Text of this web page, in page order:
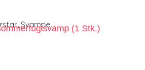
,Svampe (1 Stk.)